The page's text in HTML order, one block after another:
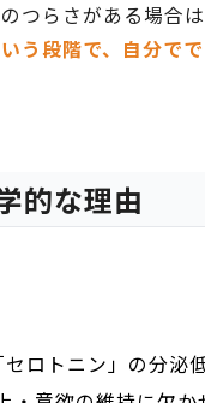
つらさがある場合
う段階で、自分で
的な理由
ロトニン」の分泌